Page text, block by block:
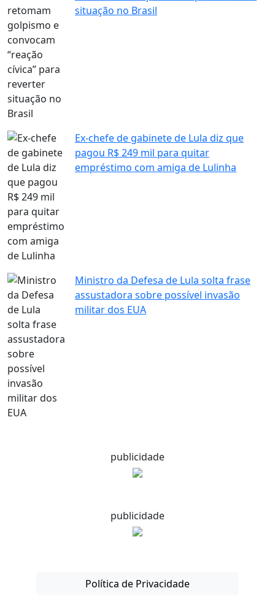
situação no Brasil
Ex-chefe de gabinete de Lula diz que
pagou R$ 249 mil para quitar
empréstimo com amiga de Lulinha
Ministro da Defesa de Lula solta frase
assustadora sobre possível invasão
militar dos EUA
publicidade
publicidade
Política de Privacidade